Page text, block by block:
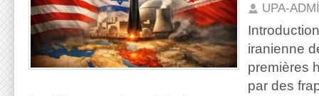
UPA-
iranienne
premières
par des